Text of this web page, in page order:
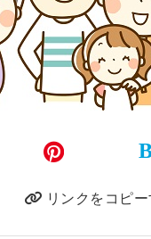
リンクをコピ